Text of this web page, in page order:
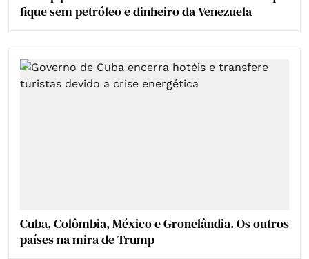
fique sem petróleo e dinheiro da Venezuela
Cuba, Colômbia, México e Gronelândia. Os outros
países na mira de Trump